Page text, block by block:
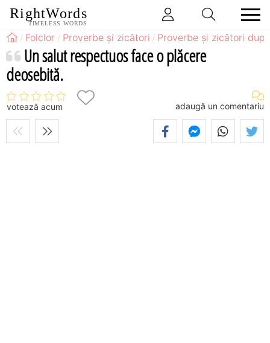
RightWords
TIMELESS WORDS
Folclor Proverbe și zicători Proverbe și zicători
Un salut respectuos face o plăcere
deosebită.
votează acum adaugă un comentariu